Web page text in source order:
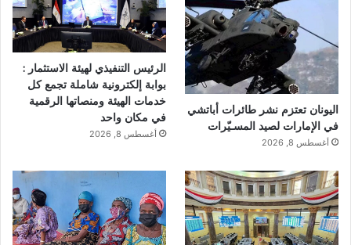
اليونان تعتزم نشر طائرات أباتشي
في الإمارات لصيد المسـيّرات
أغسطس 8, 2026
الرئيس التنفيذي لهيئة الاستثمار :
بوابة إلكترونية شاملة تجمع كل
خدمات الهيئة ومنصاتها الرقمية
في مكان واحد
أغسطس 8, 2026